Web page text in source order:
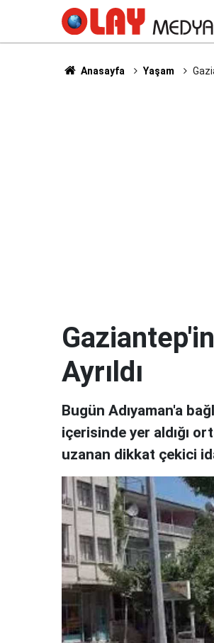
Anasayfa Yaşam
Ayrıldı
Bugün Adıyaman'a
içerisinde yer aldığı
uzanan dikkat çekici